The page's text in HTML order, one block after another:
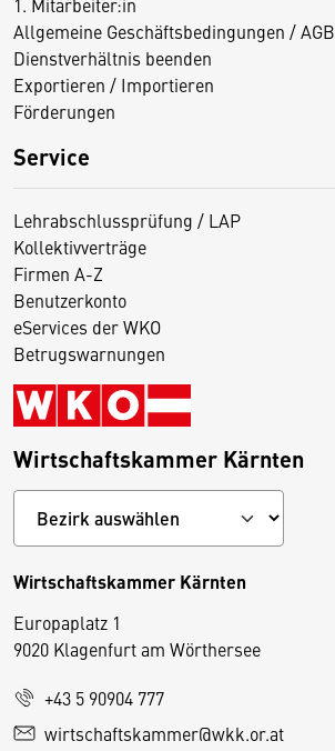
Allgemeine Geschäftsbedingungen / AGB
Dienstverhältnis beenden
Exportieren / Importieren
Förderungen
Service
Lehrabschlussprüfung / LAP
Kollektivverträge
Firmen A-Z
Benutzerkonto
eServices der WKO
Betrugswarnungen
Wirtschaftskammer Kärnten
Wirtschaftskammer Kärnten
Europaplatz 1
9020 Klagenfurt am Wörthersee
+43 5 90904 777
wirtschaftskammer@wkk.or.at
D